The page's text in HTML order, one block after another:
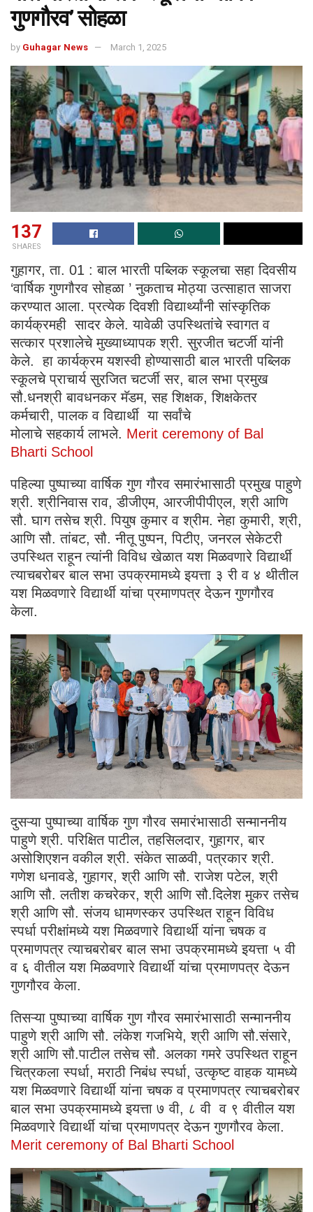
गुणगौरव’ सोहळा
by Guhagar News March 1, 2025
137
SHARES
गुहागर, ता. 01 : बाल भारती पब्लिक स्कूलचा सहा दिवसीय
‘वार्षिक गुणगौरव सोहळा ’ नुकताच मोठ्या उत्साहात साजरा
करण्यात आला. प्रत्येक दिवशी विद्यार्थ्यांनी सांस्कृतिक
कार्यक्रमही सादर केले. यावेळी उपस्थितांचे स्वागत व
सत्कार प्रशालेचे मुख्याध्यापक श्री. सुरजीत चटर्जी यांनी
केले. हा कार्यक्रम यशस्वी होण्यासाठी बाल भारती पब्लिक
स्कूलचे प्राचार्य सुरजित चटर्जी सर, बाल सभा प्रमुख
सौ.धनश्री बावधनकर मॅडम, सह शिक्षक, शिक्षकेतर
कर्मचारी, पालक व विद्यार्थी या सर्वांचे
मोलाचे सहकार्य लाभले. Merit ceremony of Bal
Bharti School
पहिल्या पुष्पाच्या वार्षिक गुण गौरव समारंभासाठी प्रमुख पाहुणे
श्री. श्रीनिवास राव, डीजीएम, आरजीपीपीएल, श्री आणि
सौ. घाग तसेच श्री. पियुष कुमार व श्रीम. नेहा कुमारी, श्री,
आणि सौ. तांबट, सौ. नीतू पुष्पन, पिटीए, जनरल सेकेटरी
उपस्थित राहून त्यांनी विविध खेळात यश मिळवणारे विद्यार्थी
त्याचबरोबर बाल सभा उपक्रमामध्ये इयत्ता ३ री व ४ थीतील
यश मिळवणारे विद्यार्थी यांचा प्रमाणपत्र देऊन गुणगौरव
केला.
दुसऱ्या पुष्पाच्या वार्षिक गुण गौरव समारंभासाठी सन्माननीय
पाहुणे श्री. परिक्षित पाटील, तहसिलदार, गुहागर, बार
असोशिएशन वकील श्री. संकेत साळवी, पत्रकार श्री.
गणेश धनावडे, गुहागर, श्री आणि सौ. राजेश पटेल, श्री
आणि सौ. लतीश कचरेकर, श्री आणि सौ.दिलेश मुकर तसेच
श्री आणि सौ. संजय धामणस्कर उपस्थित राहून विविध
स्पर्धा परीक्षांमध्ये यश मिळवणारे विद्यार्थी यांना चषक व
प्रमाणपत्र त्याचबरोबर बाल सभा उपक्रमामध्ये इयत्ता ५ वी
व ६ वीतील यश मिळवणारे विद्यार्थी यांचा प्रमाणपत्र देऊन
गुणगौरव केला.
तिसऱ्या पुष्पाच्या वार्षिक गुण गौरव समारंभासाठी सन्माननीय
पाहुणे श्री आणि सौ. लंकेश गजभिये, श्री आणि सौ.संसारे,
श्री आणि सौ.पाटील तसेच सौ. अलका गमरे उपस्थित राहून
चित्रकला स्पर्धा, मराठी निबंध स्पर्धा, उत्कृष्ट वाहक यामध्ये
यश मिळवणारे विद्यार्थी यांना चषक व प्रमाणपत्र त्याचबरोबर
बाल सभा उपक्रमामध्ये इयत्ता ७ वी, ८ वी व ९ वीतील यश
मिळवणारे विद्यार्थी यांचा प्रमाणपत्र देऊन गुणगौरव केला.
Merit ceremony of Bal Bharti School